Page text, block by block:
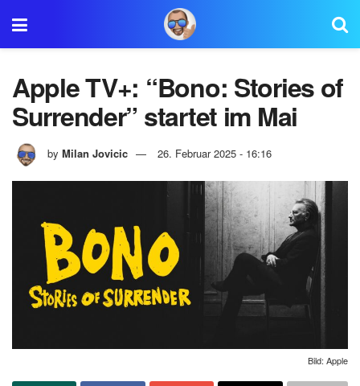
Apple TV+: “Bono: Stories of
Surrender” startet im Mai
by Milan Jovicic 26. Februar 2025 - 16:16
Bild: Apple